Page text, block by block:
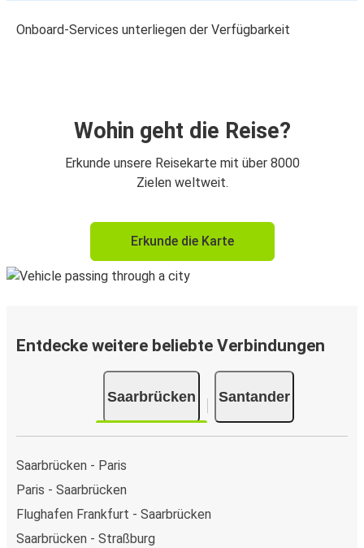
Onboard-Services unterliegen der Verfügbarkeit
Wohin geht die Reise?
Erkunde unsere Reisekarte mit über 8000
Zielen weltweit.
Erkunde die Karte
Entdecke weitere beliebte Verbindungen
Saarbrücken Santander
Saarbrücken - Paris
Paris - Saarbrücken
Flughafen Frankfurt - Saarbrücken
Saarbrücken - Straßburg